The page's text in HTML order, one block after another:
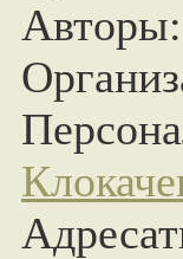
Авторы: